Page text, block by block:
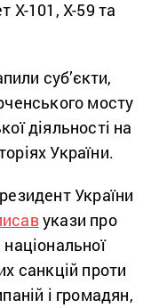
Х-101, Х-59 та
суб’єкти,
мосту
діяльності на
України.
України
укази про
санкцій проти
і громадян,